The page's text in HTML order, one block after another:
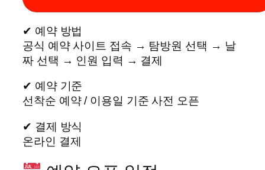
✔ 예약 방법
공식 예약 사이트 접속 → 탐방원 선택 → 날
짜 선택 → 인원 입력 → 결제
✔ 예약 기준
선착순 예약 / 이용일 기준 사전 오픈
✔ 결제 방식
온라인 결제